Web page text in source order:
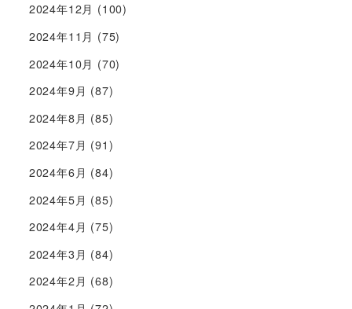
2024年12月 (100)
2024年11月 (75)
2024年10月 (70)
2024年9月 (87)
2024年8月 (85)
2024年7月 (91)
2024年6月 (84)
2024年5月 (85)
2024年4月 (75)
2024年3月 (84)
2024年2月 (68)